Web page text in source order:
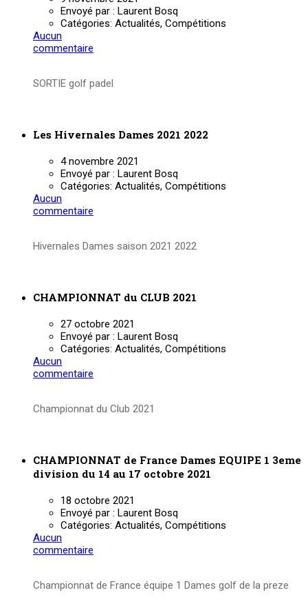
Envoyé par : Laurent Bosq
Catégories: Actualités, Compétitions
Aucun
commentaire
SORTIE golf padel
Les Hivernales Dames 2021 2022
4 novembre 2021
Envoyé par : Laurent Bosq
Catégories: Actualités, Compétitions
Aucun
commentaire
Hivernales Dames saison 2021 2022
CHAMPIONNAT du CLUB 2021
27 octobre 2021
Envoyé par : Laurent Bosq
Catégories: Actualités, Compétitions
Aucun
commentaire
Championnat du Club 2021
CHAMPIONNAT de France Dames EQUIPE 1 3eme
division du 14 au 17 octobre 2021
18 octobre 2021
Envoyé par : Laurent Bosq
Catégories: Actualités, Compétitions
Aucun
commentaire
Championnat de France équipe 1 Dames golf de la preze